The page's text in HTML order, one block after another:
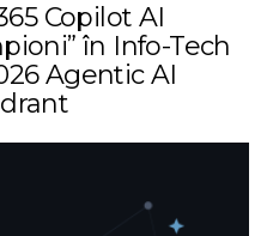
Copilot AI
în Info-Tech
Agentic AI